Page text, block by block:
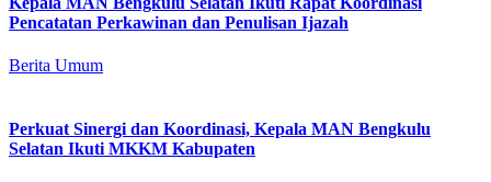
Pencatatan Perkawinan dan Penulisan Ijazah
Berita Umum
Perkuat Sinergi dan Koordinasi, Kepala MAN Bengkulu
Selatan Ikuti MKKM Kabupaten